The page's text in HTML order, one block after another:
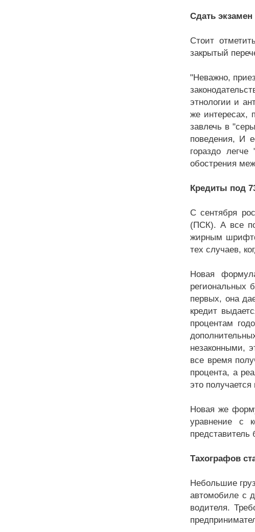
Сдать
Стоит
закрытый
"Неважно,
этнологии и
же интересах,
завлечь в
поведения, И
гораздо
обострения
Кредиты под
С сентября
(ПСК). А все
жирным
тех случаев,
Новая
региональных
первых, она
кредит
процентам
незаконными,
все время
процента, а
это
Новая же
уравнение с
представитель
Тахографов
Небольшие
автомобиле с
водителя.